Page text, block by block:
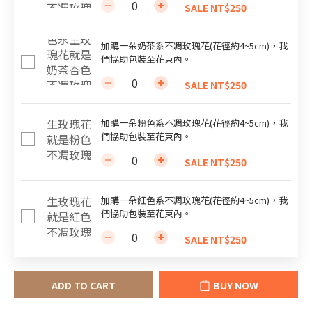
SALE NT$250
加購一朵奶茶系不凋玫瑰花(花徑約4~5cm)，我
們協助包裝至花束內。
SALE NT$250
加購一朵粉色系不凋玫瑰花(花徑約4~5cm)，我
們協助包裝至花束內。
SALE NT$250
加購一朵紅色系不凋玫瑰花(花徑約4~5cm)，我
們協助包裝至花束內。
SALE NT$250
ADD TO CART BUY NOW